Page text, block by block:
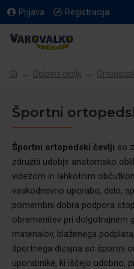
Prijava Registracija
Delovni čevlji
Športni
Športni ortopedski čevlji so
združiti udobje anatomsko
videzom in lahkotnim
vsakodnevno uporabo, delo,
pomembni dobra podpora
obremenitev pri dolgotrajnem
materialov, blaženega
športnega dizajna so športni
uporabnike, ki iščejo udobno,